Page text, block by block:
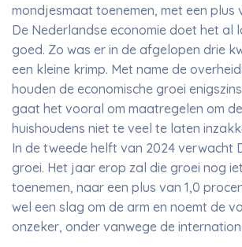
mondjesmaat toenemen, met een plus
De Nederlandse economie doet het al
goed. Zo was er in de afgelopen drie
een kleine krimp. Met name de
houden de economische groei
gaat het vooral om maatregelen om
huishoudens niet te veel te laten
In de tweede helft van 2024 verwacht
groei. Het jaar erop zal die groei nog
toenemen, naar een plus van 1,0
wel een slag om de arm en noemt de
onzeker, onder vanwege de